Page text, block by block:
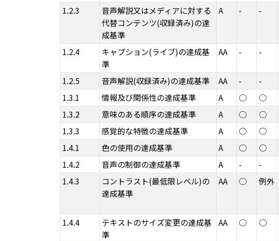
1.2.3
音声解説又はメディアに対する
代替コンテンツ(収録済み)の達
成基準
A - -
1.2.4
キャプション(ライブ)の達成基
準
AA - -
1.2.5 音声解説(収録済み)の達成基準 AA -
-
1.3.1
情報及び関係性の達成基準 A ○
○
1.3.2
意味のある順序の達成基準 A ○
○
1.3.3
感覚的な特徴の達成基準 A ○
○
1.4.1
色の使用の達成基準 A ○
○
1.4.2
音声の制御の達成基準 A -
-
1.4.3
コントラスト(最低限レベル)の
達成基準
AA ○ 例外
1.4.4
テキストのサイズ変更の達成基
準
AA ○ ○